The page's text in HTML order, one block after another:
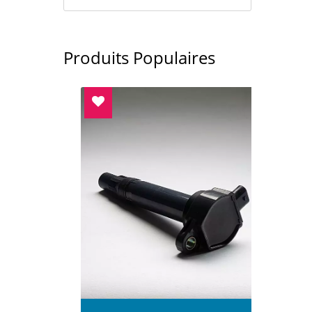
Produits Populaires